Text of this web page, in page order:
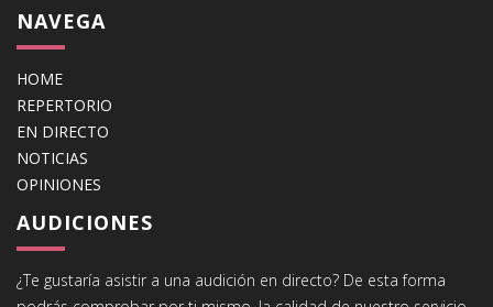
NAVEGA
HOME
REPERTORIO
EN DIRECTO
NOTICIAS
OPINIONES
AUDICIONES
¿Te gustaría asistir a una audición en directo? De esta forma